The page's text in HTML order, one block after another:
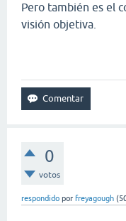
Pero también es el
visión objetiva.
0
votos
respondido por freyagough (